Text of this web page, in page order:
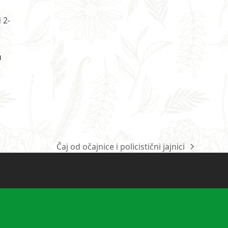
2-
next
Čaj od očajnice i policistični jajnici